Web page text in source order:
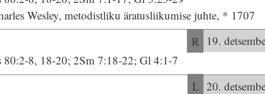
Wesley, metodistliku äratusliikumise juhte, * 1707
R
19.
80:2-8, 18-20; 2Sm 7:18-22; Gl 4:1-7
L 20.